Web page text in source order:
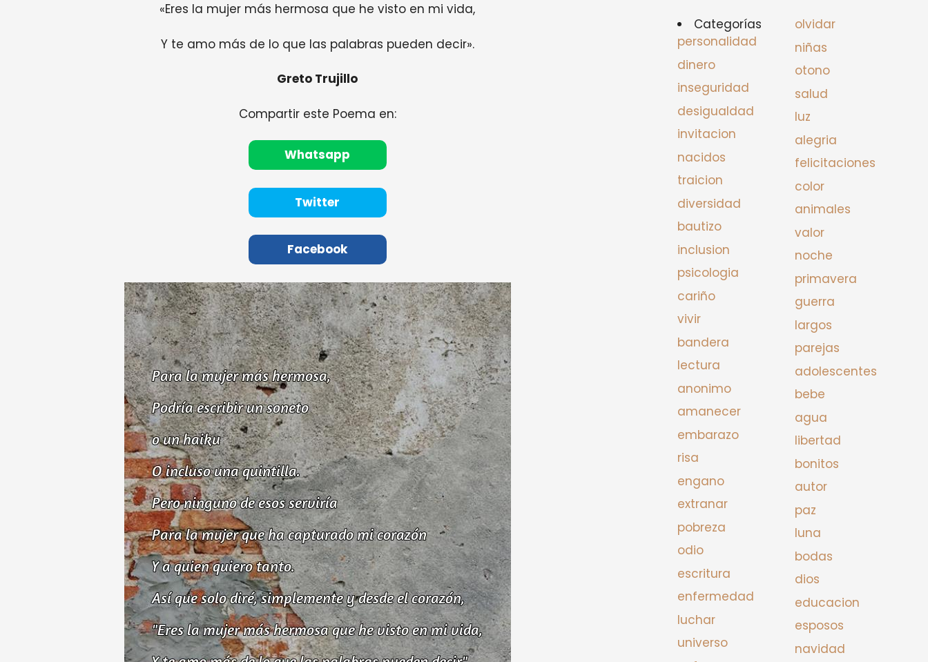
«Eres la mujer más hermosa que he visto en mi vida,
Y te amo más de lo que las palabras pueden decir».
Greto Trujillo
Compartir este Poema en:
Whatsapp
Twitter
Facebook
Categorías
personalidad
dinero
inseguridad
desigualdad
invitacion
nacidos
traicion
diversidad
bautizo
inclusion
psicologia
cariño
vivir
bandera
lectura
anonimo
amanecer
embarazo
risa
engano
extranar
pobreza
odio
escritura
enfermedad
luchar
universo
olvidar
niñas
otono
salud
luz
alegria
felicitaciones
color
animales
valor
noche
primavera
guerra
largos
parejas
adolescentes
bebe
agua
libertad
bonitos
autor
paz
luna
bodas
dios
educacion
esposos
navidad